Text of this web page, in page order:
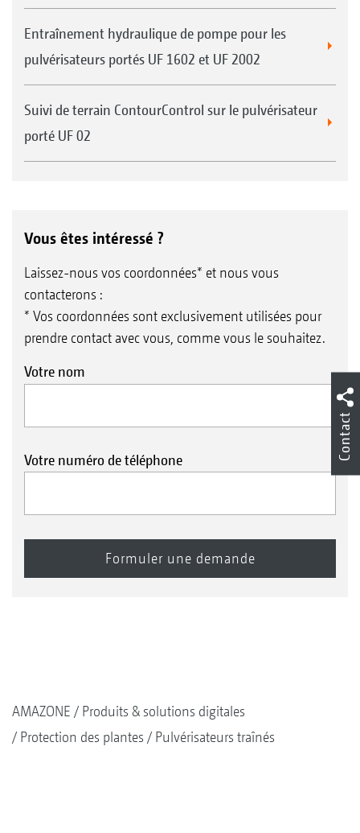
Entraînement hydraulique de pompe pour les
pulvérisateurs portés UF 1602 et UF 2002
Suivi de terrain ContourControl sur le pulvérisateur
porté UF 02
Vous êtes intéressé ?
Laissez-nous vos coordonnées* et nous vous
contacterons :
* Vos coordonnées sont exclusivement utilisées pour
prendre contact avec vous, comme vous le souhaitez.
Votre nom
Votre numéro de téléphone
AMAZONE
Produits & solutions digitales
Protection des plantes
Pulvérisateurs traînés
Contact